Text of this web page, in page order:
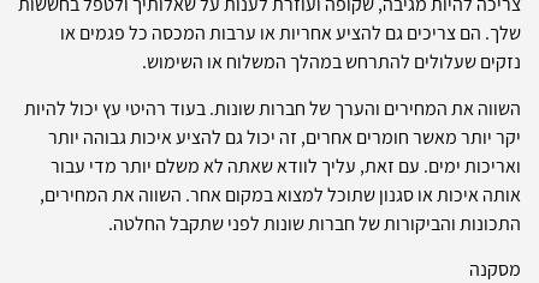
שלך. הם צריכים גם להציע אחריות או ערבות המכסה כל פגמים או
נזקים שעלולים להתרחש במהלך המשלוח או השימוש.
השווה את המחירים והערך של חברות שונות. בעוד רהיטי עץ יכול להיות
יקר יותר מאשר חומרים אחרים, זה יכול גם להציע איכות גבוהה יותר
ואריכות ימים. עם זאת, עליך לוודא שאתה לא משלם יותר מדי עבור
אותה איכות או סגנון שתוכל למצוא במקום אחר. השווה את המחירים,
התכונות והביקורות של חברות שונות לפני שתקבל החלטה.
מסקנה